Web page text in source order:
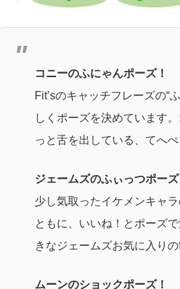
コニーのふにゃんポーズ！
Fit’sのキャッチフレーズの“
しくポーズを決めています
っと舌を出している、てへ
ジェームズのふぃっつポーズ
少し気取ったイケメンキャ
ともに、いいね！とポーズ
きなジェームズお気に入り
ムーンのショックポーズ！